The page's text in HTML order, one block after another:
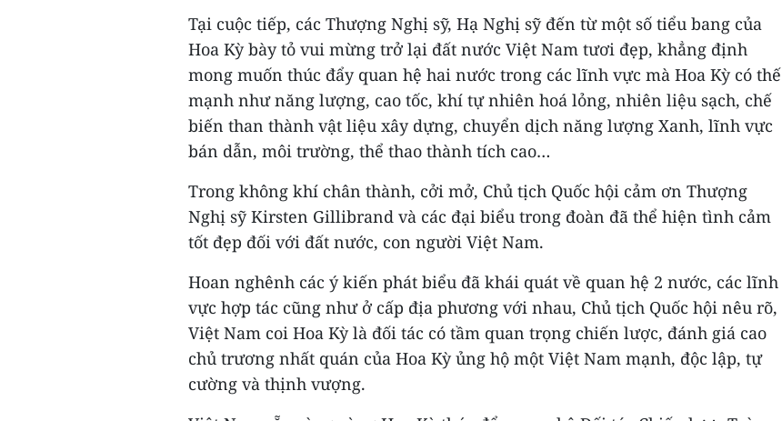
Tại cuộc tiếp, các Thượng Nghị sỹ, Hạ Nghị sỹ đến từ một số tiểu bang của
Hoa Kỳ bày tỏ vui mừng trở lại đất nước Việt Nam tươi đẹp, khẳng định
mong muốn thúc đẩy quan hệ hai nước trong các lĩnh vực mà Hoa Kỳ có thế
mạnh như năng lượng, cao tốc, khí tự nhiên hoá lỏng, nhiên liệu sạch, chế
biến than thành vật liệu xây dựng, chuyển dịch năng lượng Xanh, lĩnh vực
bán dẫn, môi trường, thể thao thành tích cao…
Trong không khí chân thành, cởi mở, Chủ tịch Quốc hội cảm ơn Thượng
Nghị sỹ Kirsten Gillibrand và các đại biểu trong đoàn đã thể hiện tình cảm
tốt đẹp đối với đất nước, con người Việt Nam.
Hoan nghênh các ý kiến phát biểu đã khái quát về quan hệ 2 nước, các lĩnh
vực hợp tác cũng như ở cấp địa phương với nhau, Chủ tịch Quốc hội nêu rõ,
Việt Nam coi Hoa Kỳ là đối tác có tầm quan trọng chiến lược, đánh giá cao
chủ trương nhất quán của Hoa Kỳ ủng hộ một Việt Nam mạnh, độc lập, tự
cường và thịnh vượng.